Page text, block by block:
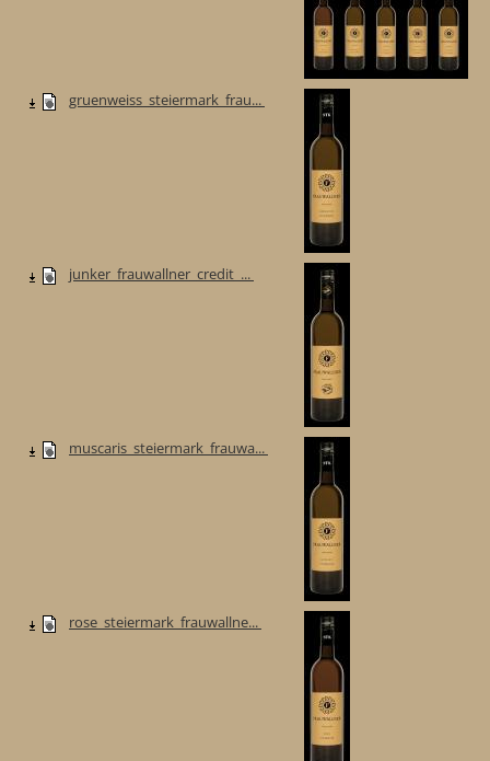
gruenweiss_steiermark_frau...
junker_frauwallner_credit_...
muscaris_steiermark_frauwa...
rose_steiermark_frauwallne...